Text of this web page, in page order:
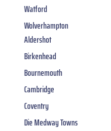
Watford
Wolverhampton
Aldershot
Birkenhead
Bournemouth
Cambridge
Coventry
Die Medway Towns